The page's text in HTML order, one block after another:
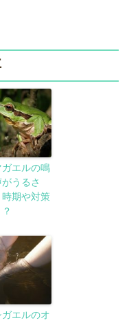
ガエルの鳴
がうるさ
時期や対策
ガエルのオ